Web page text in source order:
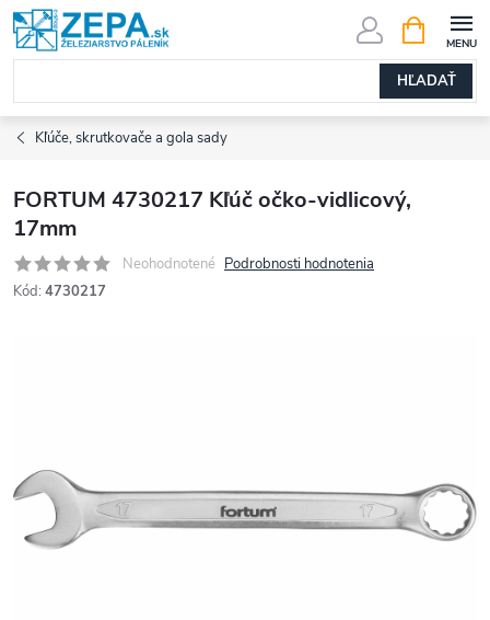
Prejsť
na
obsah
HĽADAŤ
KOŠÍK
Kľúče, skrutkovače a gola sady
FORTUM 4730217 Kľúč očko-vidlicový,
17mm
Neohodnotené Podrobnosti hodnotenia
Kód: 4730217